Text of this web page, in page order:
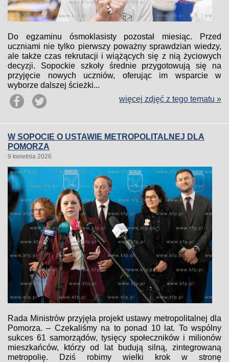
Do egzaminu ósmoklasisty pozostał miesiąc. Przed
uczniami nie tylko pierwszy poważny sprawdzian wiedzy,
ale także czas rekrutacji i wiążących się z nią życiowych
decyzji. Sopockie szkoły średnie przygotowują się na
przyjęcie nowych uczniów, oferując im wsparcie w
wyborze dalszej ścieżki...
więcej zdjęć z tego tematu »
W SOPOCIE O USTAWIE METROPOLITALNEJ DLA
POMORZA
9 kwietnia 2026
Rada Ministrów przyjęła projekt ustawy metropolitalnej dla
Pomorza. – Czekaliśmy na to ponad 10 lat. To wspólny
sukces 61 samorządów, tysięcy społeczników i milionów
mieszkańców, którzy od lat budują silną, zintegrowaną
metropolię. Dziś robimy wielki krok w stronę